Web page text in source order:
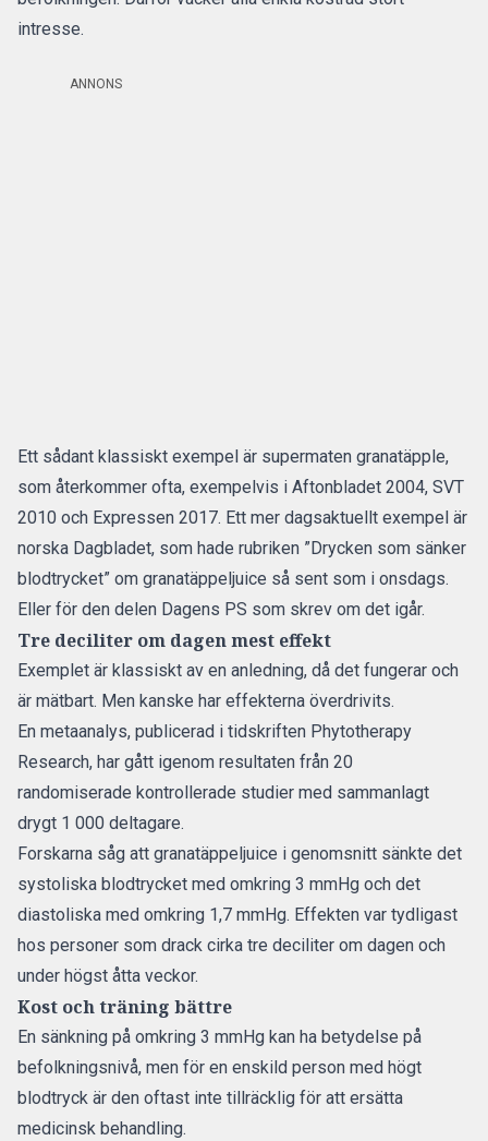
intresse.
ANNONS
Ett sådant klassiskt exempel är supermaten granatäpple,
som återkommer ofta, exempelvis i Aftonbladet 2004, SVT
2010 och Expressen 2017. Ett mer dagsaktuellt exempel är
norska Dagbladet, som hade rubriken ”Drycken som sänker
blodtrycket” om granatäppeljuice så sent som i onsdags.
Eller för den delen Dagens PS som skrev om det igår.
Tre deciliter om dagen mest effekt
Exemplet är klassiskt av en anledning, då det fungerar och
är mätbart. Men kanske har effekterna överdrivits.
En metaanalys, publicerad i tidskriften Phytotherapy
Research, har gått igenom resultaten från 20
randomiserade kontrollerade studier med sammanlagt
drygt 1 000 deltagare.
Forskarna såg att granatäppeljuice i genomsnitt sänkte det
systoliska blodtrycket med omkring 3 mmHg och det
diastoliska med omkring 1,7 mmHg. Effekten var tydligast
hos personer som drack cirka tre deciliter om dagen och
under högst åtta veckor.
Kost och träning bättre
En sänkning på omkring 3 mmHg kan ha betydelse på
befolkningsnivå, men för en enskild person med högt
blodtryck är den oftast inte tillräcklig för att ersätta
medicinsk behandling.